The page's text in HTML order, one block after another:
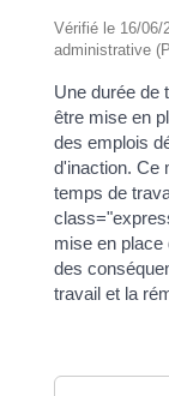
Vérifié le 16/06/
administrative
Une durée de
être mise en
des emplois
d'inaction. Ce
temps de
mise en place
des
travail et la